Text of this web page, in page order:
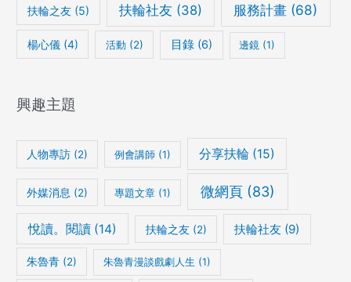
扶輪之友(5) 扶輪社友 (38) 服務計畫 (68)
楊心儀(4) 活動(2) 目錄(6) 邊鏡 (1)
興趣主題
人物專訪 (2) 例會講師 (1) 分享扶輪(15)
外媒消息 (2) 專題文章 (1) 微網頁(83)
悅讀。閱讀 (14) 扶輪之友(2) 扶輪社友 (9)
朱魯青 (2) 朱魯青漫談戲劇人生 (1)